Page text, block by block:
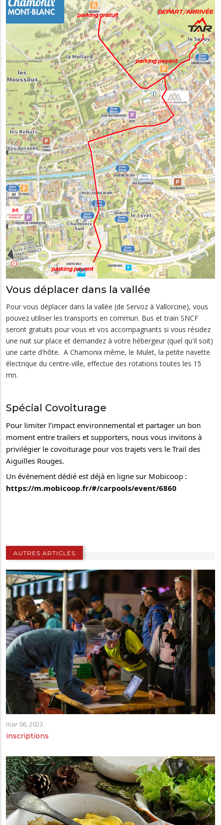
Vous déplacer dans la vallée
Pour vous déplacer dans la vallée (de Servoz à Vallorcine), vous
pouvez utiliser les transports en commun. Bus et train SNCF
seront gratuits pour vous et vos accompagnants si vous résidez
une nuit sur place et demandez à votre hébergeur (quel qu'il soit)
une carte d'hôte. A Chamonix même, le Mulet, la petite navette
électrique du centre-ville, effectue des rotations toutes les 15
mn.
Spécial Covoiturage
Pour limiter l’impact environnemental et partager un bon
moment entre trailers et supporters, nous vous invitons à
privilégier le covoiturage pour vos trajets vers le Trail des
Aiguilles Rouges.
Un événement dédié est déjà en ligne sur Mobicoop :
https://m.mobicoop.fr/#/carpools/event/6860
AUTRES ARTICLES
mar 06, 2023
inscriptions